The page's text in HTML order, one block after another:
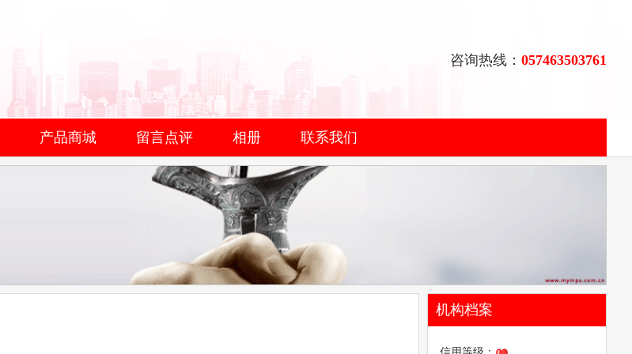
咨询热线： 057463503761
产品商城 留言点评 相册 联系我们
机构档案